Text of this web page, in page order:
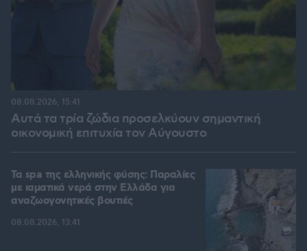
Αυτά τα τρία ζώδια προσελκύουν σημαντική
οικονομική επιτυχία τον Αύγουστο
08.08.2026, 15:41
Τα spa της ελληνικής φύσης: Παραλίες
με ιαματικά νερά στην Ελλάδα για
αναζωογονητικές βουτιές
08.08.2026, 13:41